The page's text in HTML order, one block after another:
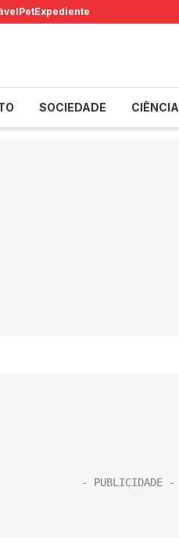
PetExpediente
SOCIEDADE CIÊNCIA